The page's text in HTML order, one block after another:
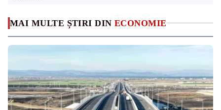
MAI MULTE ȘTIRI DIN ECONOMIE